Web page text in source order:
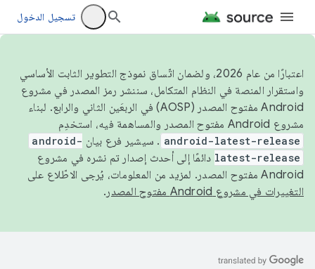
تسجيل الدخول
اعتبارًا من عام 2026، ولضمان اتّساق نموذج التطوير الثابت الأساسي
واستقرار المنصة في النظام المتكامل، سننشر رمز المصدر في مشروع
Android مفتوح المصدر (AOSP) في الربعَين الثاني والرابع. لبناء
مشروع Android مفتوح المصدر والمساهمة فيه، استخدِم
android-latest-release . سيشير فرع بيان android-
latest-release دائمًا إلى أحدث إصدار تم نشره في مشروع
Android مفتوح المصدر. لمزيد من المعلومات، يُرجى الاطّلاع على
التغييرات في مشروع Android مفتوح المصدر
.